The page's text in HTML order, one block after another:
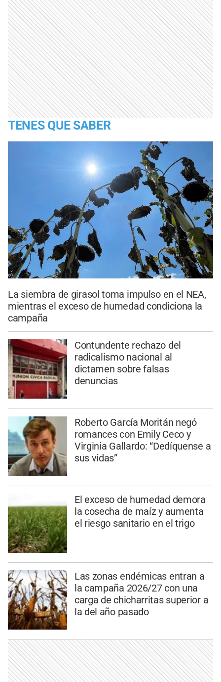
TENES QUE SABER
La siembra de girasol toma impulso en el NEA,
mientras el exceso de humedad condiciona la
campaña
Contundente rechazo del
radicalismo nacional al
dictamen sobre falsas
denuncias
Roberto García Moritán negó
romances con Emily Ceco y
Virginia Gallardo: “Dedíquense a
sus vidas”
El exceso de humedad demora
la cosecha de maíz y aumenta
el riesgo sanitario en el trigo
Las zonas endémicas entran a
la campaña 2026/27 con una
carga de chicharritas superior a
la del año pasado